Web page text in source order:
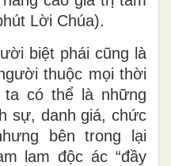
Lời Chúa).
biệt phái cũng là
thuộc mọi thời
có thể là những
sự, danh giá, chức
bên trong lại
lam độc ác “đầy